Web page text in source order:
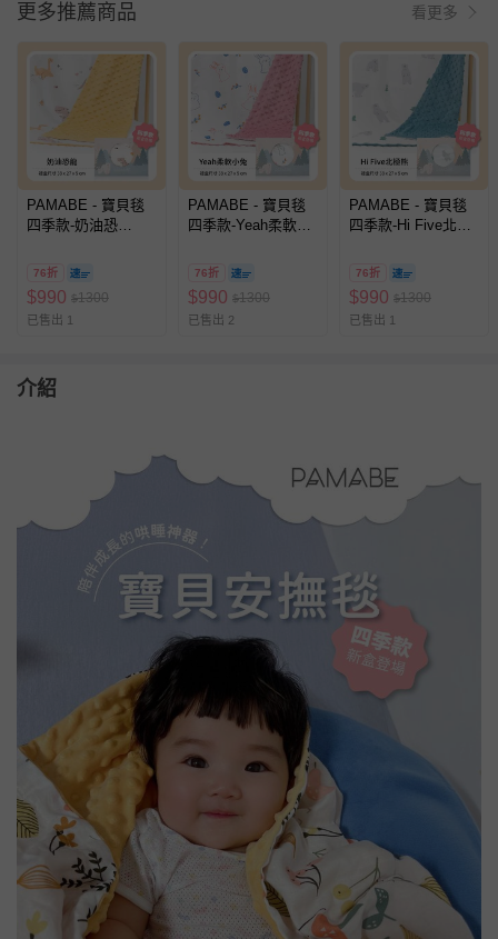
更多推薦商品 看更多
PAMABE - 寶貝毯
四季款-奶油恐
76折
$990 $1300
已售出 1
PAMABE - 寶貝毯
四季款-Yeah柔軟小
76折
$990 $1300
已售出 2
PAMABE - 寶貝毯
四季款-Hi Five北極
76折
$990 $1300
已售出 1
介紹